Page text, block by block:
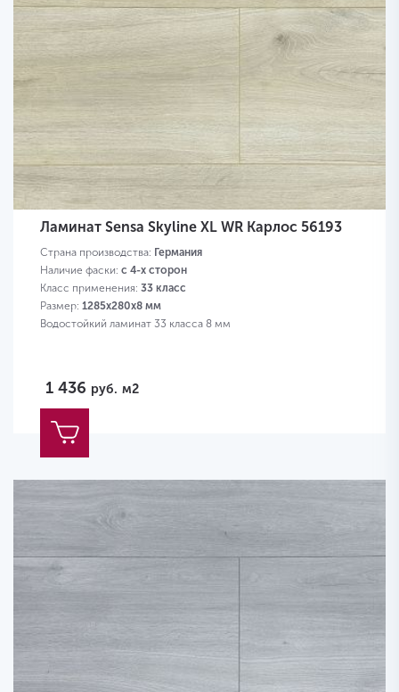
Ламинат Sensa Skyline XL WR Карлос 56193
Страна производства: Германия
Наличие фаски: с 4-х сторон
Класс применения: 33 класс
Размер: 1285х280х8 мм
Водостойкий ламинат 33 класса 8 мм
1 436 руб. м2